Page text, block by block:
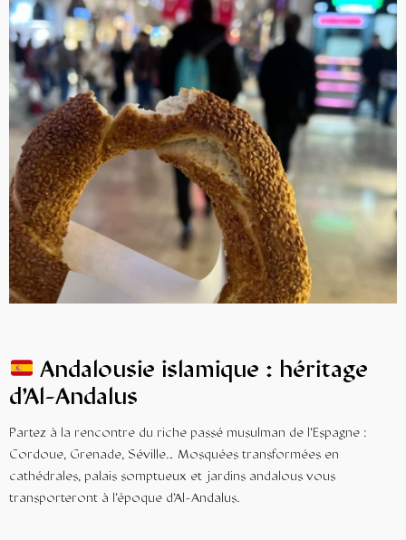
Andalousie islamique : héritage
d’Al-Andalus
Partez à la rencontre du riche passé musulman de l’Espagne :
Cordoue, Grenade, Séville… Mosquées transformées en
cathédrales, palais somptueux et jardins andalous vous
transporteront à l’époque d’Al-Andalus.